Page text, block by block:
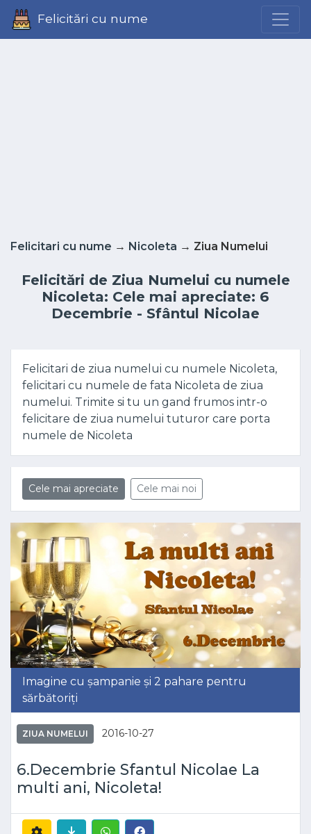
Felicitări cu nume
Felicitari cu nume → Nicoleta → Ziua Numelui
Felicitări de Ziua Numelui cu numele
Nicoleta: Cele mai apreciate: 6
Decembrie - Sfântul Nicolae
Felicitari de ziua numelui cu numele Nicoleta,
felicitari cu numele de fata Nicoleta de ziua
numelui. Trimite si tu un gand frumos intr-o
felicitare de ziua numelui tuturor care porta
numele de Nicoleta
Cele mai apreciate Cele mai noi
Imagine cu șampanie și 2 pahare pentru
sărbătoriți
ZIUA NUMELUI 2016-10-27
6.Decembrie Sfantul Nicolae La
multi ani, Nicoleta!